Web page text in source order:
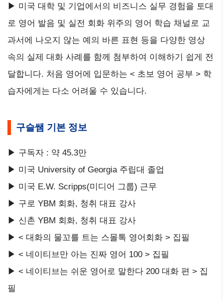
▶ 미국 대학 및 기업에서의 비즈니스 실무 경험을 토대
로 영어 발음 및 실전 회화 위주의 영어 학습 채널로 교
과서에 나오지 않는 예의 바른 표현 등을 다양한 영상
속의 실제 대화 사례를 함께 첨부하여 이해하기 쉽게 전
달합니다. 처음 영어에 입문하는 < 초보 영어 공부 > 학
습자에게는 다소 어려울 수 있습니다.
구슬쌤 기본 정보
▶ 구독자 : 약 45.3만
▶ 미국 University of Georgia 주립대 졸업
▶ 미국 E.W. Scripps(미디어 그룹) 근무
▶ 구로 YBM 회화, 청취 대표 강사
▶ 신촌 YBM 회화, 청취 대표 강사
▶ < 대화의 물꼬를 트는 스몰톡 영어회화 > 집필
▶ < 네이티브만 아는 진짜 영어 100 > 집필
▶ < 네이티브는 쉬운 영어로 말한다 200 대화 편 > 집
필